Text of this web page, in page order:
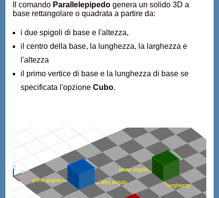
Il comando Parallelepipedo genera un solido 3D a
base rettangolare o quadrata a partire da:
i due spigoli di base e l'altezza,
il centro della base, la lunghezza, la larghezza e
l'altezza
il primo vertice di base e la lunghezza di base se
specificata l'opzioneCubo.